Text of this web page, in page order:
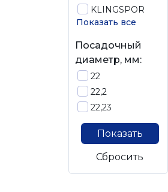
KLINGSPOR
Показать все
Посадочный
диаметр, мм:
22
22,2
22,23
Показать
Сбросить